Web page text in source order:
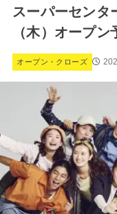
スーパーセンタ
（木）オープン
オープン・クローズ